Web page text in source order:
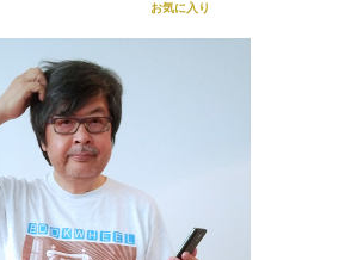
お気に入り